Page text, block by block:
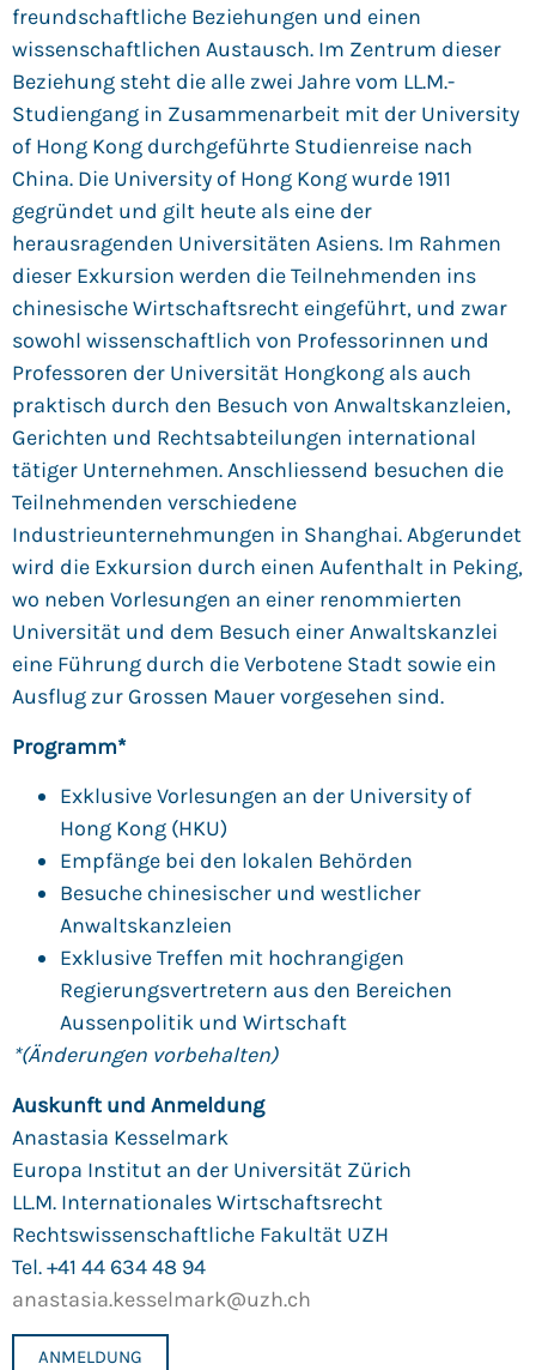
freundschaftliche Beziehungen und einen
wissenschaftlichen Austausch. Im Zentrum dieser
Beziehung steht die alle zwei Jahre vom LL.M.-
Studiengang in Zusammenarbeit mit der University
of Hong Kong durchgeführte Studienreise nach
China. Die University of Hong Kong wurde 1911
gegründet und gilt heute als eine der
herausragenden Universitäten Asiens. Im Rahmen
dieser Exkursion werden die Teilnehmenden ins
chinesische Wirtschaftsrecht eingeführt, und zwar
sowohl wissenschaftlich von Professorinnen und
Professoren der Universität Hongkong als auch
praktisch durch den Besuch von Anwaltskanzleien,
Gerichten und Rechtsabteilungen international
tätiger Unternehmen. Anschliessend besuchen die
Teilnehmenden verschiedene
Industrieunternehmungen in Shanghai. Abgerundet
wird die Exkursion durch einen Aufenthalt in Peking,
wo neben Vorlesungen an einer renommierten
Universität und dem Besuch einer Anwaltskanzlei
eine Führung durch die Verbotene Stadt sowie ein
Ausflug zur Grossen Mauer vorgesehen sind.
Programm*
Exklusive Vorlesungen an der University of
Hong Kong (HKU)
Empfänge bei den lokalen Behörden
Besuche chinesischer und westlicher
Anwaltskanzleien
Exklusive Treffen mit hochrangigen
Regierungsvertretern aus den Bereichen
Aussenpolitik und Wirtschaft
*(Änderungen vorbehalten)
Auskunft und Anmeldung
Anastasia Kesselmark
Europa Institut an der Universität Zürich
LL.M. Internationales Wirtschaftsrecht
Rechtswissenschaftliche Fakultät UZH
Tel. +41 44 634 48 94
anastasia.kesselmark@uzh.ch
CHF6'500.00
ANMELDUNG